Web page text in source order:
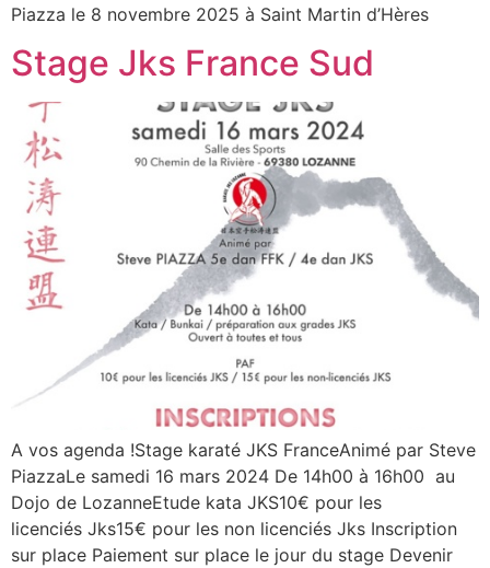
Piazza le 8 novembre 2025 à Saint Martin d’Hères
Stage Jks France Sud
A vos agenda !Stage karaté JKS FranceAnimé par Steve
PiazzaLe samedi 16 mars 2024 De 14h00 à 16h00 au
Dojo de LozanneEtude kata JKS10€ pour les
licenciés Jks15€ pour les non licenciés Jks Inscription
sur place Paiement sur place le jour du stage Devenir